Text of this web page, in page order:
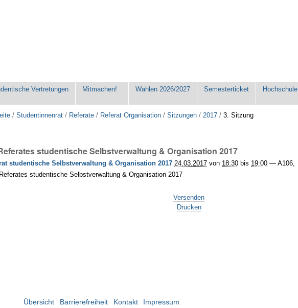
Vertretungen Mitmachen! Wahlen 2026/2027 Semesterticket Hochschule
/Studentinnenrat / Referate / Referat Organisation /Sitzungen /2017 /3. Sitzung
studentische Selbstverwaltung & Organisation 2017
studentische Selbstverwaltung & Organisation 2017 24.03.2017 von 18:30 bis 19:00 —A106,
studentische Selbstverwaltung & Organisation 2017
Versenden
Drucken
Übersicht Barrierefreiheit Kontakt Impressum